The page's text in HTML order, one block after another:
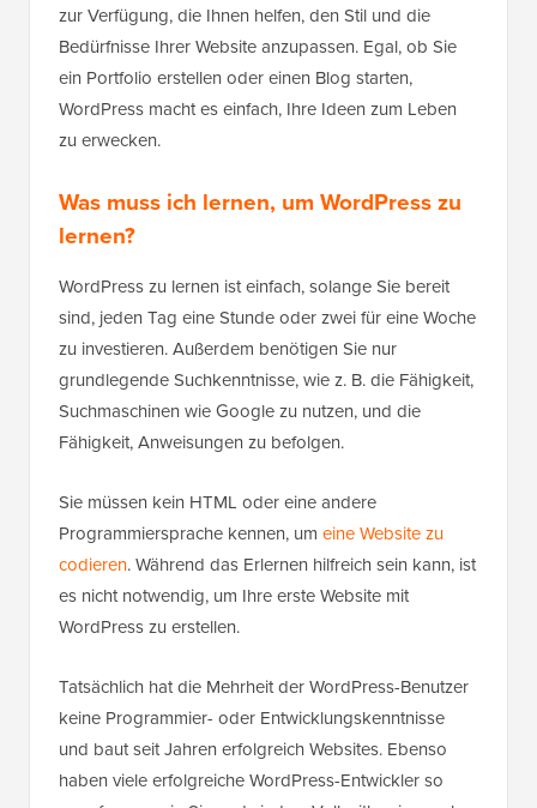
zur Verfügung, die Ihnen helfen, den Stil und die
Bedürfnisse Ihrer Website anzupassen. Egal, ob Sie
ein Portfolio erstellen oder einen Blog starten,
WordPress macht es einfach, Ihre Ideen zum Leben
zu erwecken.
Was muss ich lernen, um WordPress zu
lernen?
WordPress zu lernen ist einfach, solange Sie bereit
sind, jeden Tag eine Stunde oder zwei für eine Woche
zu investieren. Außerdem benötigen Sie nur
grundlegende Suchkenntnisse, wie z. B. die Fähigkeit,
Suchmaschinen wie Google zu nutzen, und die
Fähigkeit, Anweisungen zu befolgen.
Sie müssen kein HTML oder eine andere
Programmiersprache kennen, um eine Website zu
codieren. Während das Erlernen hilfreich sein kann, ist
es nicht notwendig, um Ihre erste Website mit
WordPress zu erstellen.
Tatsächlich hat die Mehrheit der WordPress-Benutzer
keine Programmier- oder Entwicklungskenntnisse
und baut seit Jahren erfolgreich Websites. Ebenso
haben viele erfolgreiche WordPress-Entwickler so